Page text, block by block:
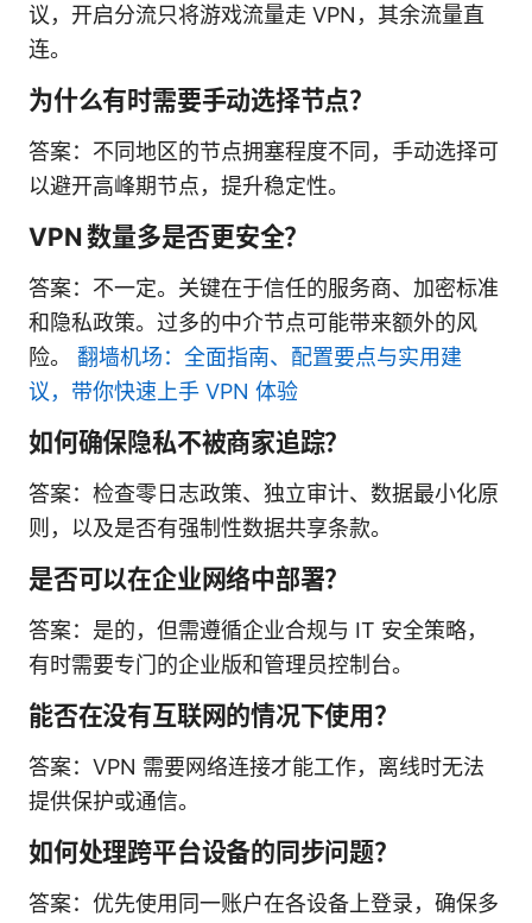
议，开启分流只将游戏流量走 VPN，其余流量直
连。
为什么有时需要手动选择节点？
答案：不同地区的节点拥塞程度不同，手动选择可
以避开高峰期节点，提升稳定性。
VPN 数量多是否更安全？
答案：不一定。关键在于信任的服务商、加密标准
和隐私政策。过多的中介节点可能带来额外的风
险。 翻墙机场：全面指南、配置要点与实用建
议，带你快速上手 VPN 体验
如何确保隐私不被商家追踪？
答案：检查零日志政策、独立审计、数据最小化原
则，以及是否有强制性数据共享条款。
是否可以在企业网络中部署？
答案：是的，但需遵循企业合规与 IT 安全策略，
有时需要专门的企业版和管理员控制台。
能否在没有互联网的情况下使用？
答案：VPN 需要网络连接才能工作，离线时无法
提供保护或通信。
如何处理跨平台设备的同步问题？
答案：优先使用同一账户在各设备上登录，确保多